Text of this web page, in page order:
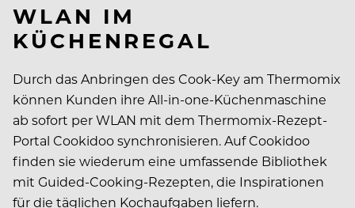
WLAN IM
KÜCHENREGAL
Durch das Anbringen des Cook-Key am Thermomix
können Kunden ihre All-in-one-Küchenmaschine
ab sofort per WLAN mit dem Thermomix-Rezept-
Portal Cookidoo synchronisieren. Auf Cookidoo
finden sie wiederum eine umfassende Bibliothek
mit Guided-Cooking-Rezepten, die Inspirationen
für die täglichen Kochaufgaben liefern.